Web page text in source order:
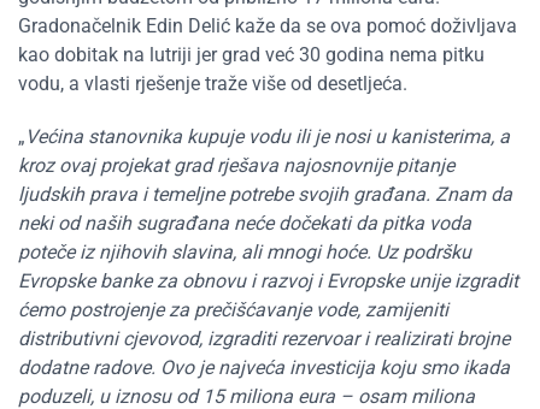
Gradonačelnik Edin Delić kaže da se ova pomoć doživljava
kao dobitak na lutriji jer grad već 30 godina nema pitku
vodu, a vlasti rješenje traže više od desetljeća.
„ Većina stanovnika kupuje vodu ili je nosi u kanisterima, a
kroz ovaj projekat grad rješava najosnovnije pitanje
ljudskih prava i temeljne potrebe svojih građana. Znam da
neki od naših sugrađana neće dočekati da pitka voda
poteče iz njihovih slavina, ali mnogi hoće. Uz podršku
Evropske banke za obnovu i razvoj i Evropske unije izgradit
ćemo postrojenje za prečišćavanje vode, zamijeniti
distributivni cjevovod, izgraditi rezervoar i realizirati brojne
dodatne radove. Ovo je najveća investicija koju smo ikada
poduzeli, u iznosu od 15 miliona eura – osam miliona